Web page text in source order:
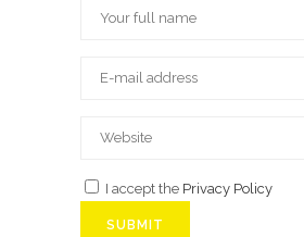
I accept the Privacy Policy